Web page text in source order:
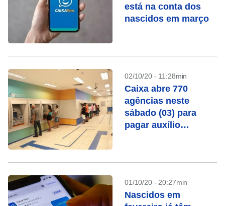
está na conta dos
nascidos em março
02/10/20 - 11:28min
Caixa abre 770
agências neste
sábado (03) para
pagar auxílio
01/10/20 - 20:27min
Nascidos em